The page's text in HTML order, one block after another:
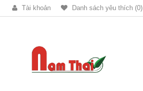
Tài khoản Danh sách yêu thích (0)